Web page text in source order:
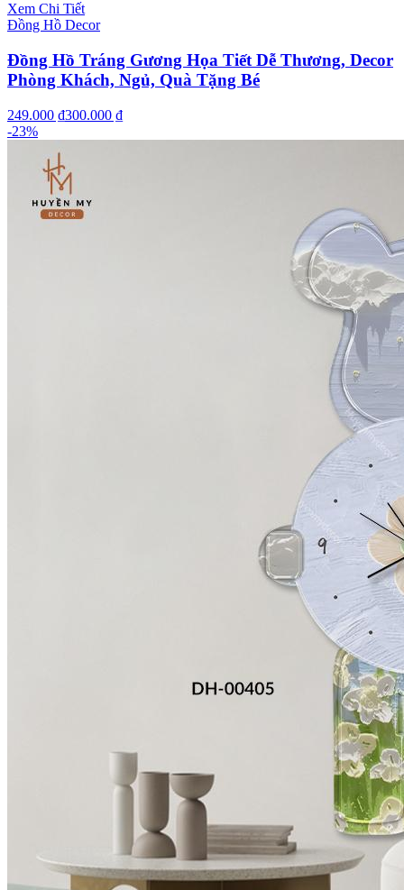
Xem Chi Tiết
Đồng Hồ Decor
Đồng Hồ Tráng Gương Họa Tiết Dễ Thương, Decor
Phòng Khách, Ngủ, Quà Tặng Bé
249.000 ₫300.000 ₫
-23%